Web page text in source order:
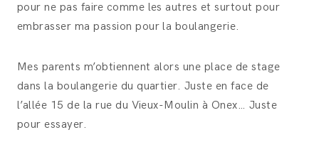
pour ne pas faire comme les autres et surtout pour
embrasser ma passion pour la boulangerie.
Mes parents m’obtiennent alors une place de stage
dans la boulangerie du quartier. Juste en face de
l’allée 15 de la rue du Vieux-Moulin à Onex… Juste
pour essayer.